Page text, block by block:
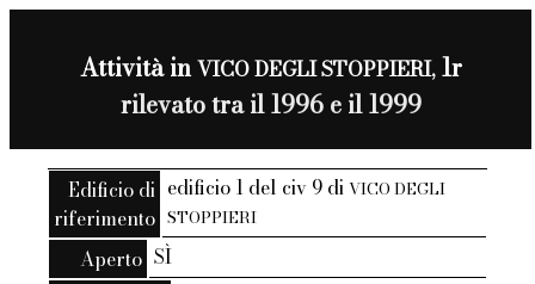
Attività inVICO DEGLI STOPPIERI,1r
rilevato tra il 1996 e il 1999
Edificio di
riferimento
edificio 1 del civ 9 diVICO DEGLI
STOPPIERI
Aperto SÌ